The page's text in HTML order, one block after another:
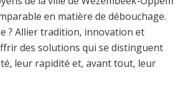
en matière de débouchage.
? Allier tradition, innovation et
des solutions qui se distinguent
leur rapidité et, avant tout, leur